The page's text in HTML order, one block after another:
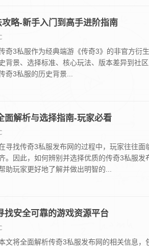
略-新手入门到高手进阶指南
奇3私服作为经典端游《传奇3》的非官方衍
背景、选择标准、核心玩法、版本差异到社
奇3私服的历史背景...
面解析与选择指南-玩家必看
寻找传奇3私服发布网的过程中，玩家往往
。因此，如何辨别并选择优质的传奇3私服
助玩家更好地了解并做出明智的...
找安全可靠的游戏资源平台
文将全面解析传奇3私服发布网的相关信息